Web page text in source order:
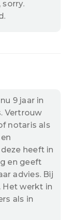
sorry.
9 jaar in
Vertrouw
notaris als
heeft in
en geeft
advies. Bij
Het werkt in
als in